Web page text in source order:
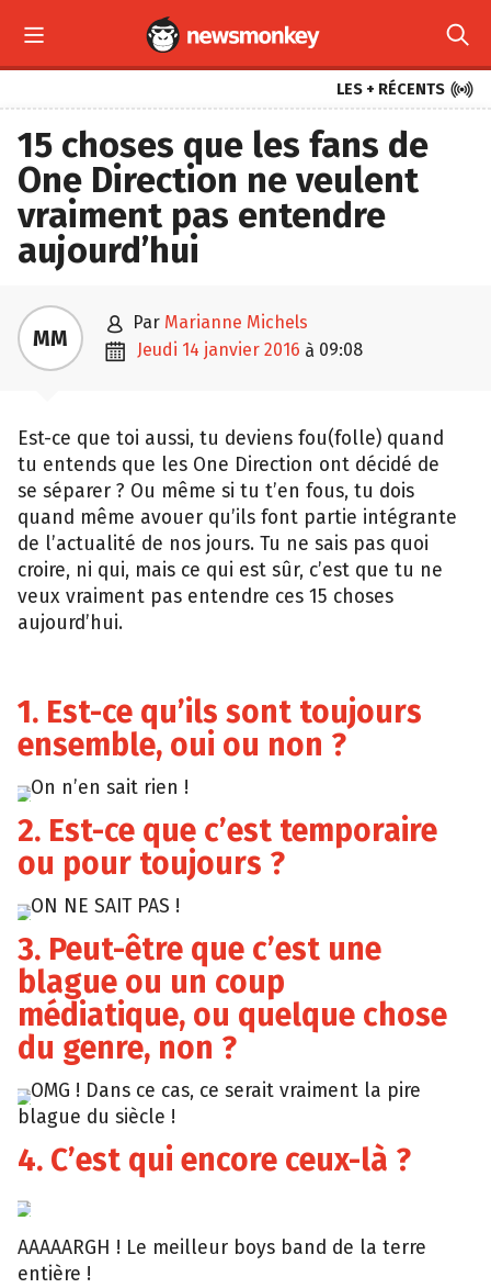
 
LES + RÉCENTS 
15 choses que les fans de
One Direction ne veulent
vraiment pas entendre
aujourd’hui
MM  par Marianne Michels
 jeudi 14 janvier 2016 à 09:08
Est-ce que toi aussi, tu deviens fou(folle) quand
tu entends que les One Direction ont décidé de
se séparer ? Ou même si tu t’en fous, tu dois
quand même avouer qu’ils font partie intégrante
de l’actualité de nos jours. Tu ne sais pas quoi
croire, ni qui, mais ce qui est sûr, c’est que tu ne
veux vraiment pas entendre ces 15 choses
aujourd’hui.
1. Est-ce qu’ils sont toujours
ensemble, oui ou non ?
Giphy
On n’en sait rien !
2. Est-ce que c’est temporaire
ou pour toujours ?
Giphy
ON NE SAIT PAS !
3. Peut-être que c’est une
blague ou un coup
médiatique, ou quelque chose
du genre, non ?
Giphy
OMG ! Dans ce cas, ce serait vraiment la pire
blague du siècle !
4. C’est qui encore ceux-là ?
Giphy
AAAAARGH ! Le meilleur boys band de la terre
entière !